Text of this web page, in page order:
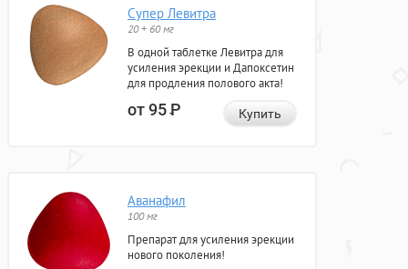
Супер Левитра
20 + 60 мг
В одной таблетке Левитра для
усиления эрекции и Дапоксетин
для продления полового акта!
от 95Р Купить
Аванафил
100 мг
Препарат для усиления эрекции
нового поколения!